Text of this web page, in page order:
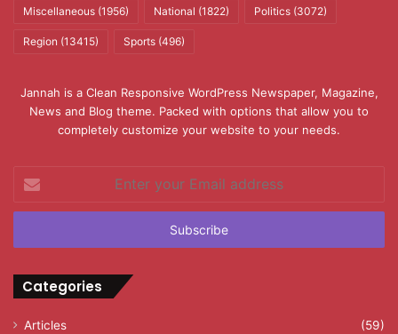
Miscellaneous (1956) National (1822) Politics (3072)
Region (13415) Sports (496)
Jannah is a Clean Responsive WordPress Newspaper, Magazine,
News and Blog theme. Packed with options that allow you to
completely customize your website to your needs.
your
Email
Categories
Articles (59)